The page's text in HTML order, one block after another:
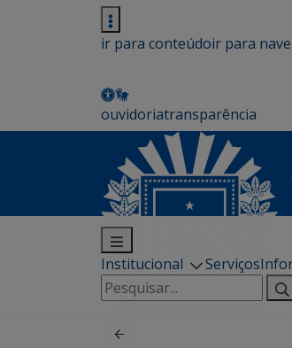
ir para conteúdoir para
ouvidoriatransparência
Institucional Serviços
Pesquisar
por: